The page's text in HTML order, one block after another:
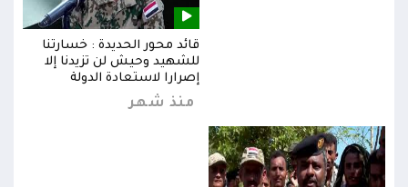
قائد محور الحديدة : خسارتنا
للشهيد وحيش لن تزيدنا إلا
إصرارا لاستعادة الدولة
منذ شهر